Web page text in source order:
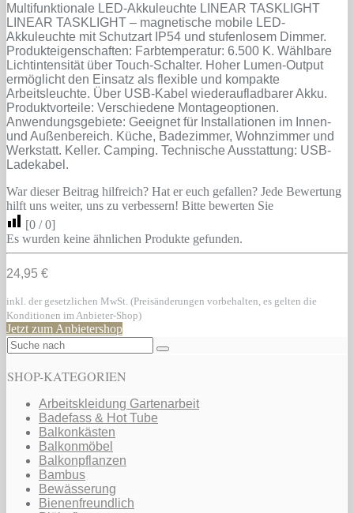
Multifunktionale LED-Akkuleuchte LINEAR TASKLIGHT
LINEAR TASKLIGHT – magnetische mobile LED-
Akkuleuchte mit Schutzart IP54 und stufenlosem Dimmer.
Produkteigenschaften: Farbtemperatur: 6.500 K. Wählbare
Lichtintensität über Touch-Schalter. Hoher Lumen-Output
ermöglicht den Einsatz als flexible und kompakte
Arbeitsleuchte. Über USB-Kabel wiederaufladbarer Akku.
Produktvorteile: Verschiedene Montageoptionen.
Anwendungsgebiete: Geeignet für Installationen im Innen-
und Außenbereich. Küche, Badezimmer, Wohnzimmer und
Werkstatt. Keller. Camping. Technische Ausstattung: USB-
Ladekabel.
War dieser Beitrag hilfreich? Hat er euch gefallen? Jede Bewertung
hilft uns weiter, uns zu verbessern! Bitte bewerten Sie
[0 /0]
Es wurden keine ähnlichen Produkte gefunden.
24,95 €
inkl. der gesetzlichen MwSt. (Preisänderungen vorbehalten, es gelten die
Konditionen im Anbieter-Shop)
Jetzt zum Anbietershop
SHOP-KATEGORIEN
Arbeitskleidung Gartenarbeit
Badefass & Hot Tube
Balkonkästen
Balkonmöbel
Balkonpflanzen
Bambus
Bewässerung
Bienenfreundlich